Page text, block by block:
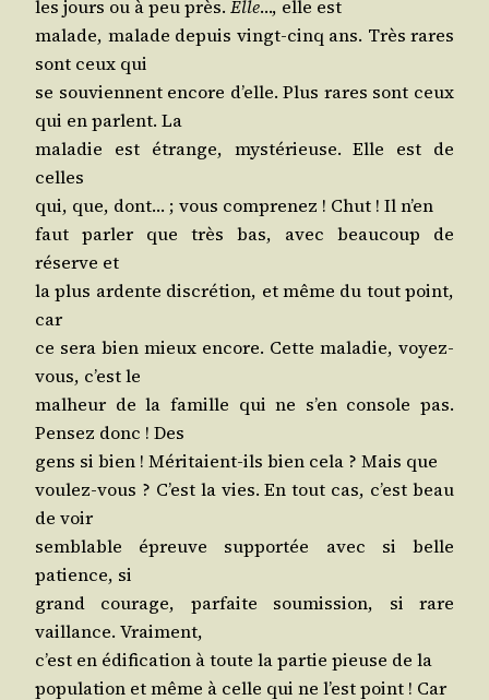
les jours ou à peu près. Elle…, elle est
malade, malade depuis vingt-cinq ans. Très rares
sont ceux qui
se sou­viennent encore d’elle. Plus rares sont ceux
qui en parlent. La
mala­die est étrange, mys­té­rieuse. Elle est de
celles
qui, que, dont… ; vous com­pre­nez ! Chut ! Il n’en
faut par­ler que très bas, avec beau­coup de
réserve et
la plus ardente dis­cré­tion, et même du tout point,
car
ce sera bien mieux encore. Cette mala­die, voyez-
vous, c’est le
mal­heur de la famille qui ne s’en console pas.
Pen­sez donc ! Des
gens si bien ! Méri­taient-ils bien cela ? Mais que
vou­lez-vous ? C’est la vies. En tout cas, c’est beau
de voir
sem­blable épreuve sup­por­tée avec si belle
patience, si
grand cou­rage, par­faite sou­mis­sion, si rare
vaillance. Vraiment,
c’est en édi­fi­ca­tion à toute la par­tie pieuse de la
popu­la­tion et même à celle qui ne l’est point ! Car